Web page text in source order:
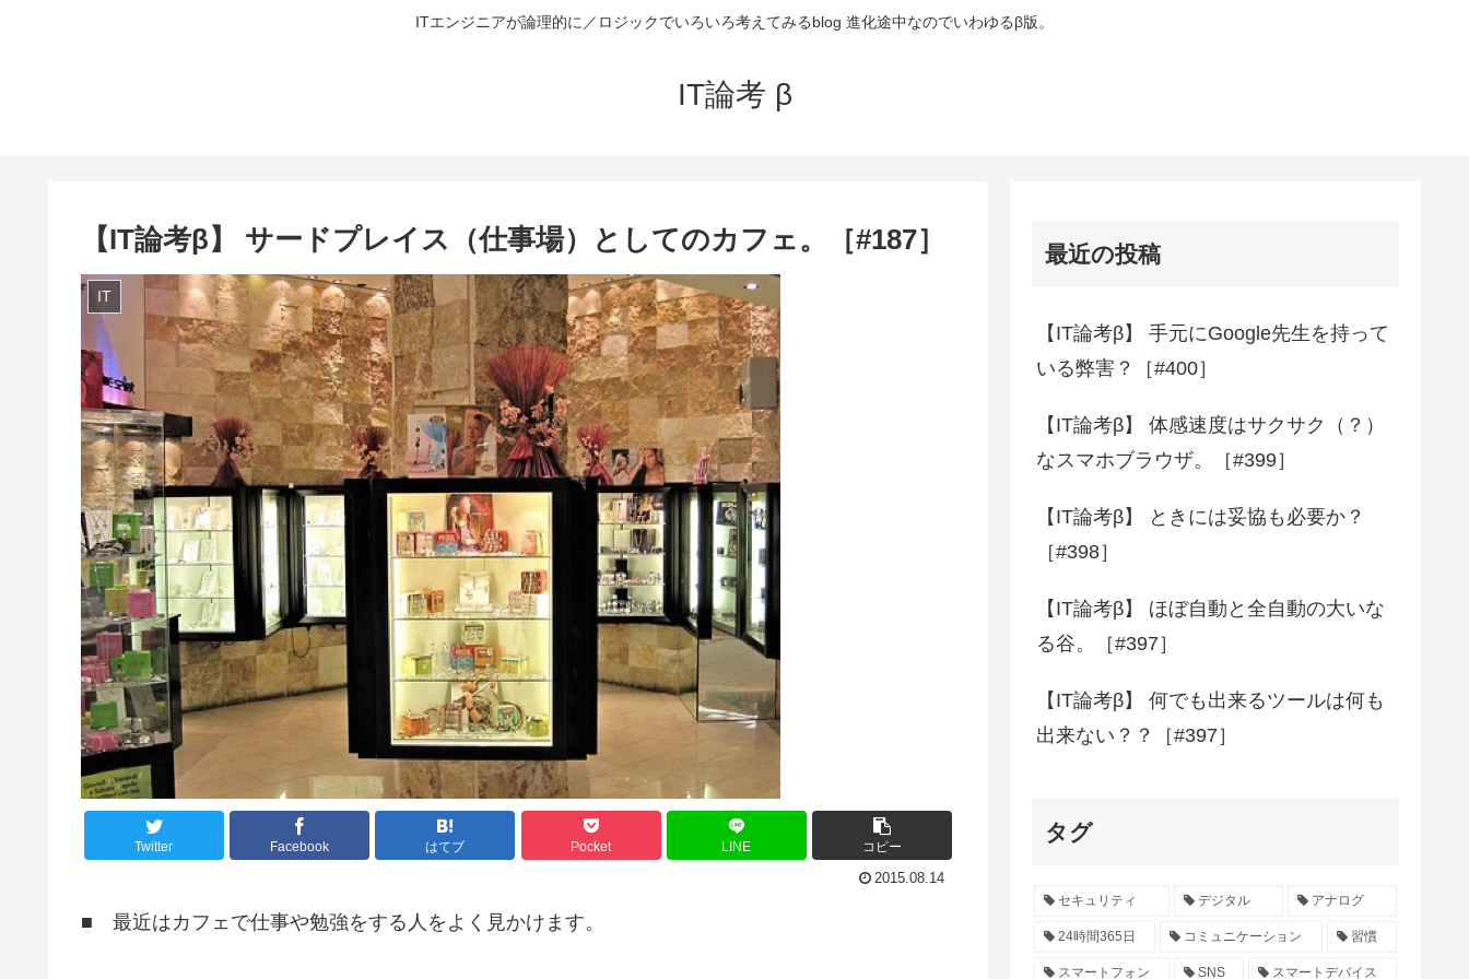
ITエンジニアが論理的に／ロジックでいろいろ考えてみるblog 進化途中なのでいわゆるβ版。
IT論考 β
【IT論考β】 サードプレイス（仕事場）としてのカフェ。［#187］
IT
Twitter Facebook はてブ Pocket LINE コピー
2015.08.14
■ 最近はカフェで仕事や勉強をする人をよく見かけます。
最近の投稿
【IT論考β】 手元にGoogle先生を持って
いる弊害？［#400］
【IT論考β】 体感速度はサクサク（？）
なスマホブラウザ。［#399］
【IT論考β】 ときには妥協も必要か？
［#398］
【IT論考β】 ほぼ自動と全自動の大いな
る谷。［#397］
【IT論考β】 何でも出来るツールは何も
出来ない？？［#397］
タグ
セキュリティ デジタル アナログ
24時間365日 コミュニケーション 習慣
スマートフォン SNS スマートデバイス